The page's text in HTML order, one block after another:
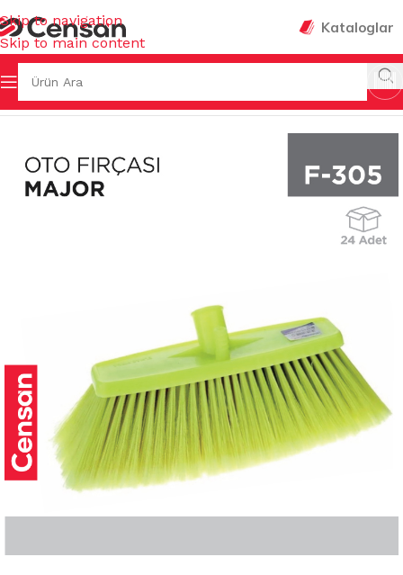
Skip to navigation
Skip to main content
Kataloglar
Ana Sayfa